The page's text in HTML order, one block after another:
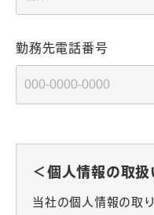
勤務先電話番号
＜個人情報の取
当社の個人情報の取